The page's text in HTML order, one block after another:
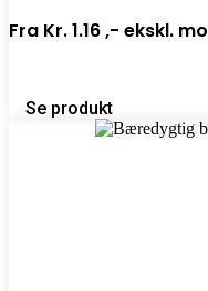
Fra Kr. 1.16 ,- ekskl.
Se produkt